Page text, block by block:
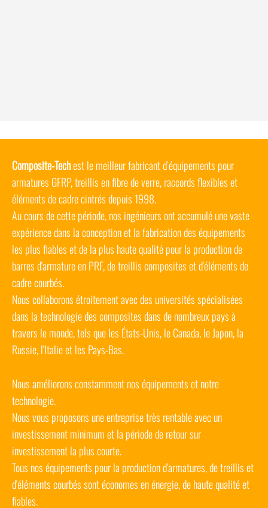
Composite-Techest le meilleur fabricant d’équipements pour
armatures GFRP, treillis en fibre de verre, raccords flexibles et
éléments de cadre cintrés depuis 1998.
Au cours de cette période, nos ingénieurs ont accumulé une vaste
expérience dans la conception et la fabrication des équipements
les plus fiables et de la plus haute qualité pour la production de
barres d'armature en PRF, de treillis composites et d'éléments de
cadre courbés.
Nous collaborons étroitement avec des universités spécialisées
dans la technologie des composites dans de nombreux pays à
travers le monde, tels que les États-Unis, le Canada, le Japon, la
Russie, l'Italie et les Pays-Bas.
Nous améliorons constamment nos équipements et notre
technologie.
Nous vous proposons une entreprise très rentable avec un
investissement minimum et la période de retour sur
investissement la plus courte.
Tous nos équipements pour la production d'armatures, de treillis et
d'éléments courbés sont économes en énergie, de haute qualité et
fiables.